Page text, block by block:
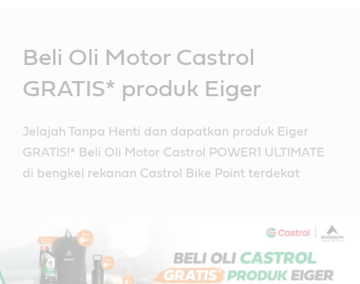
Beli Oli Motor Castrol
GRATIS* produk Eiger
Jelajah Tanpa Henti dan dapatkan produk Eiger
GRATIS!* Beli Oli Motor Castrol POWER1 ULTIMATE
di bengkel rekanan Castrol Bike Point terdekat